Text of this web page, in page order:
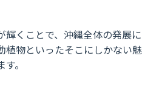
くことで、沖縄全体の発展
植物といったそこにしかない
。